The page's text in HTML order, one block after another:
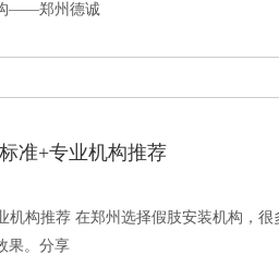
——郑州德诚
准+专业机构推荐
机构推荐 在郑州选择假肢安装机构，
果。分享